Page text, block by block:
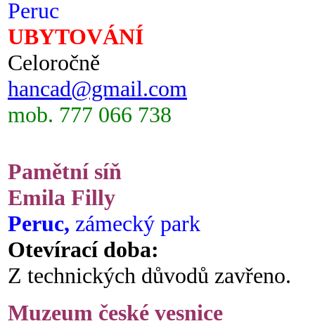
Peruc
UBYTOVÁNÍ
Celoročně
hancad@gmail.com
mob. 777 066 738
Pamětní síň
Emila Filly
Peruc, zámecký park
Otevírací doba:
Z technických důvodů zavřeno.
Muzeum české vesnice